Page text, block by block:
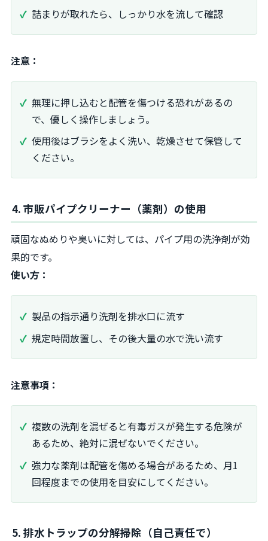
詰まりが取れたら、しっかり水を流して確認
注意：
無理に押し込むと配管を傷つける恐れがあるの
で、優しく操作しましょう。
使用後はブラシをよく洗い、乾燥させて保管して
ください。
4. 市販パイプクリーナー（薬剤）の使用
頑固なぬめりや臭いに対しては、パイプ用の洗浄剤が効
果的です。
使い方：
製品の指示通り洗剤を排水口に流す
規定時間放置し、その後大量の水で洗い流す
注意事項：
複数の洗剤を混ぜると有毒ガスが発生する危険が
あるため、絶対に混ぜないでください。
強力な薬剤は配管を傷める場合があるため、月1
回程度までの使用を目安にしてください。
5. 排水トラップの分解掃除（自己責任で）